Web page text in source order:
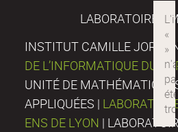
LABORATOIRES
INSTITUT CAMILLE
DE L’INFORMATIQUE DU
UNITÉ DE
APPLIQUÉES |
ENS DE LYON |